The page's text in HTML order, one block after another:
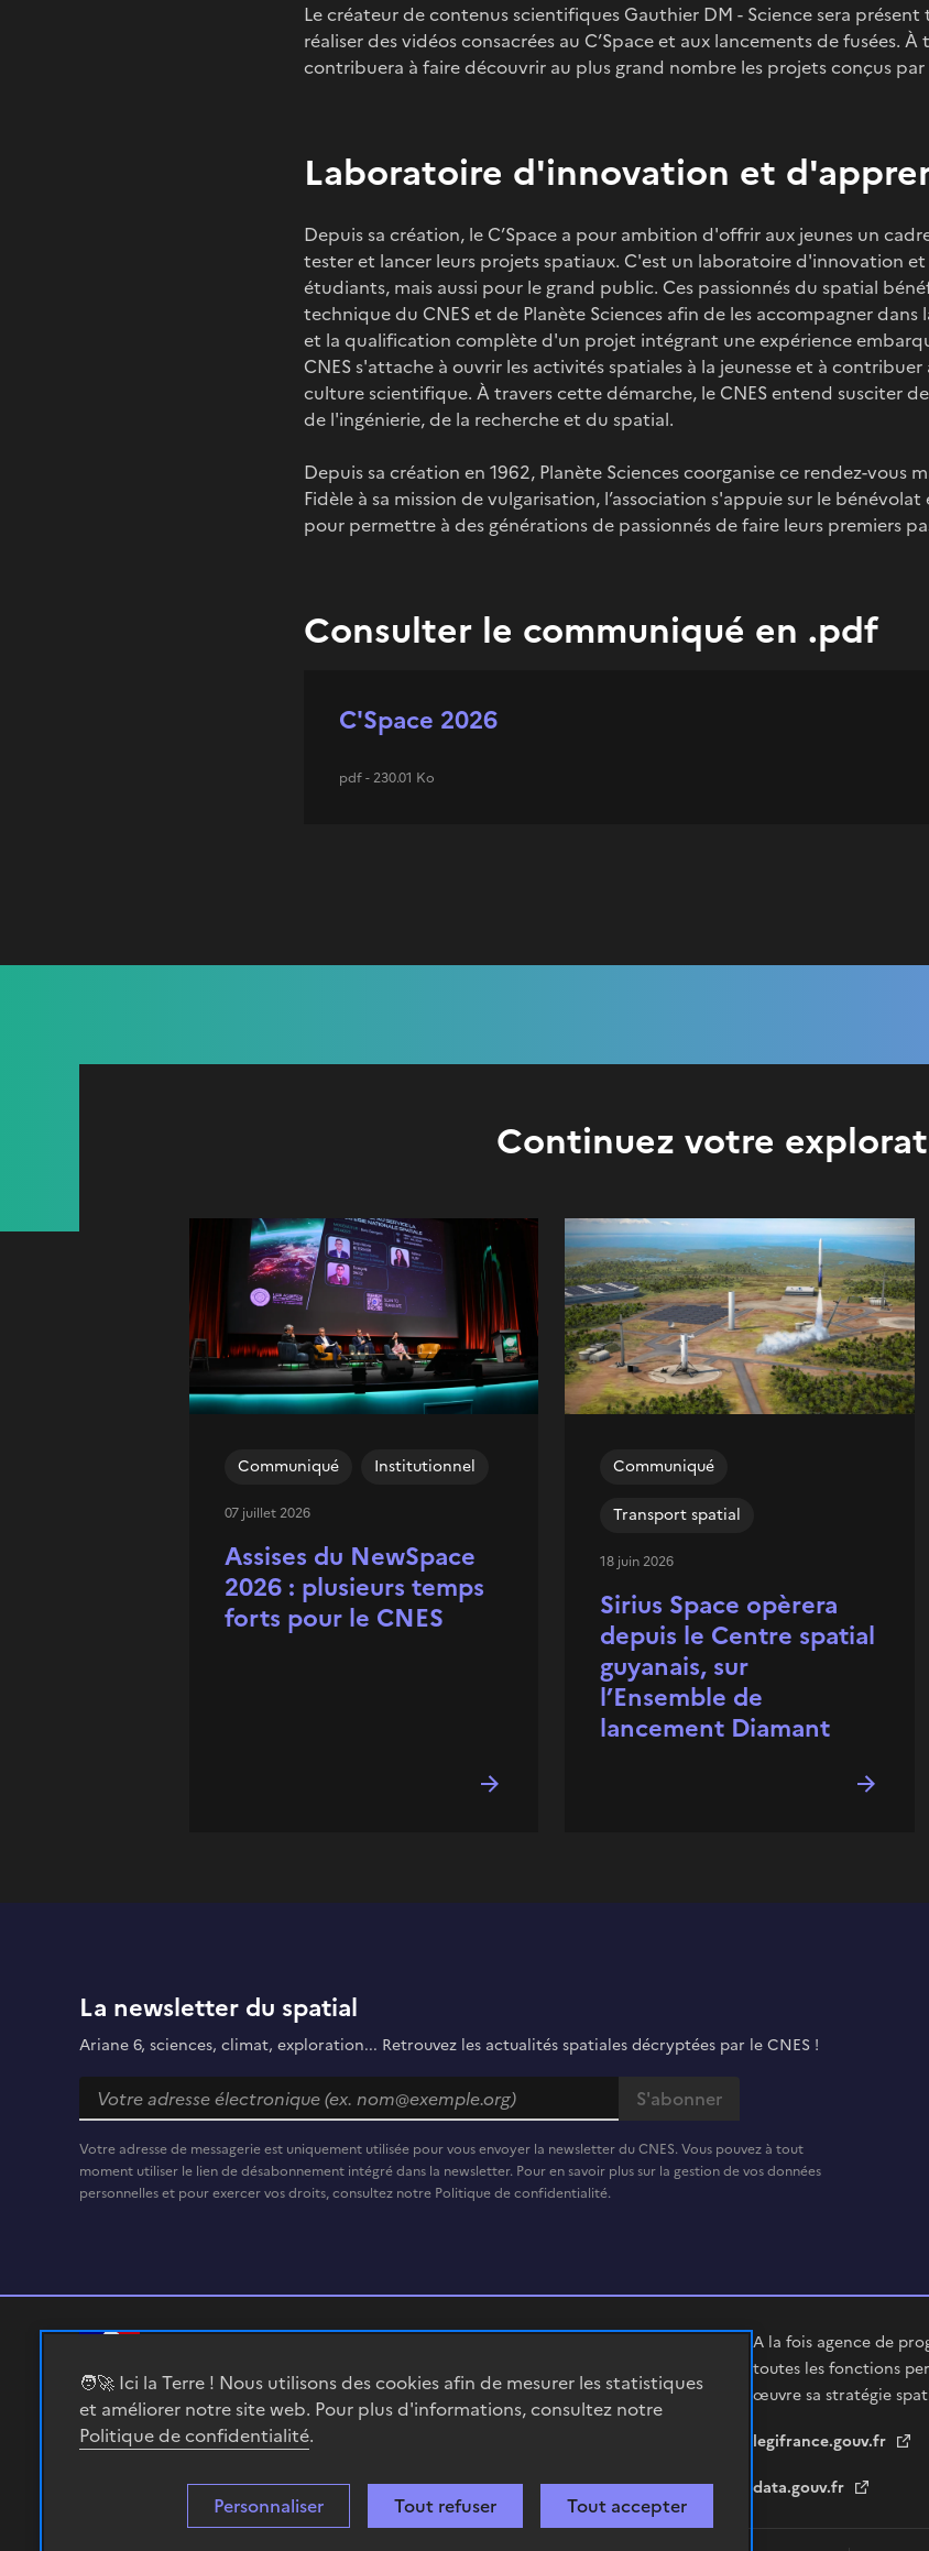
🧑‍🚀 Ici la Terre ! Nous utilisons des cookies afin de mesurer les statistiques
et améliorer notre site web. Pour plus d'informations, consultez notre
Politique de confidentialité.
Tout accepter
Tout refuser
Personnaliser
Le créateur de contenus scientifiques Gauthier DM - Science sera
réaliser des vidéos consacrées au C’Space et aux lancements de fusées. À
contribuera à faire découvrir au plus grand nombre les projets conçus
Laboratoire d'innovation et
Depuis sa création, le C’Space a pour ambition d'offrir aux jeunes un
tester et lancer leurs projets spatiaux. C'est un laboratoire d'innovation
étudiants, mais aussi pour le grand public. Ces passionnés du spatial
technique du CNES et de Planète Sciences afin de les accompagner
et la qualification complète d'un projet intégrant une expérience
CNES s'attache à ouvrir les activités spatiales à la jeunesse et à
culture scientifique. À travers cette démarche, le CNES entend susciter
de l'ingénierie, de la recherche et du spatial.
Depuis sa création en 1962, Planète Sciences coorganise ce rendez-vous
Fidèle à sa mission de vulgarisation, l’association s'appuie sur le
pour permettre à des générations de passionnés de faire leurs premiers
Consulter le communiqué en .pdf
C'Space 2026
pdf - 230.01 Ko
Continuez votre
Assises du NewSpace
2026 : plusieurs temps
forts pour le CNES
Communiqué Institutionnel
07 juillet 2026
Sirius Space opèrera
depuis le Centre spatial
guyanais, sur
l’Ensemble de
lancement Diamant
Communiqué
Transport spatial
18 juin 2026
La newsletter du spatial
Ariane 6, sciences, climat, exploration... Retrouvez les actualités spatiales décryptées par le CNES !
Votre adresse de messagerie est uniquement utilisée pour vous envoyer la newsletter du CNES. Vous pouvez à tout
moment utiliser le lien de désabonnement intégré dans la newsletter. Pour en savoir plus sur la gestion de vos données
personnelles et pour exercer vos droits, consultez notre Politique de confidentialité.
RÉPUBLIQUE
FRANÇAISE
A la fois agence de
toutes les fonctions
œuvre sa stratégie
legifrance.gouv.fr
data.gouv.fr